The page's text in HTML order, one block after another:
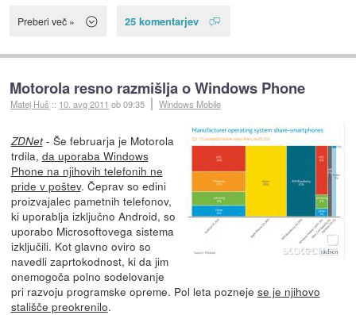
Preberi več » 25 komentarjev
Motorola resno razmišlja o Windows Phone
Matej Huš :: 10. avg 2011 ob 09:35 Windows Mobile
ZDNet- Še februarja je Motorola
trdila, da uporaba Windows
Phone na njihovih telefonih ne
pride v poštev. Čeprav so edini
proizvajalec pametnih telefonov,
ki uporablja izključno Android, so
uporabo Microsoftovega sistema
izključili. Kot glavno oviro so
navedli zaprtokodnost, ki da jim
onemogoča polno sodelovanje
pri razvoju programske opreme. Pol leta pozneje se je njihovo
stališče preokrenilo.